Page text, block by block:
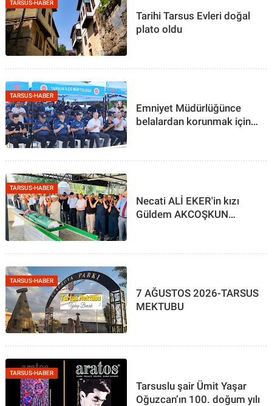
TARSUS-HABER
Tarihi Tarsus Evleri doğal
plato oldu
TARSUS-HABER
Emniyet Müdürlüğünce
belalardan korunmak için
TARSUS-HABER
Necati ALİ EKER'in kızı
Güldem AKCOŞKUN
TARSUS-HABER
7 AĞUSTOS 2026-TARSUS
MEKTUBU
TARSUS-HABER
Tarsuslu şair Ümit Yaşar
Oğuzcan’ın 100. doğum yılı